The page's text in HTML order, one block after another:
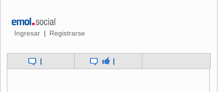
Ingresar Registrarse